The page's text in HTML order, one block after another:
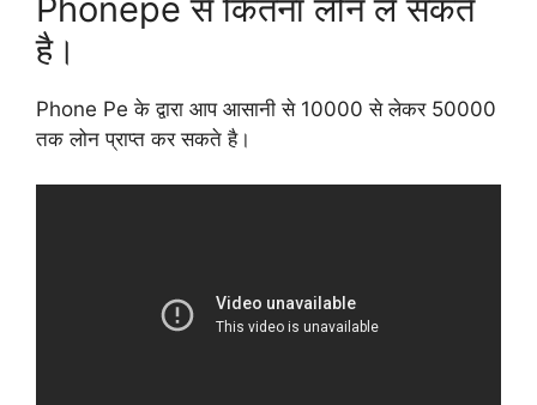
Phonepe से कितना लोन ले सकते
है।
Phone Pe के द्वारा आप आसानी से 10000 से लेकर 50000
तक लोन प्राप्त कर सकते है।